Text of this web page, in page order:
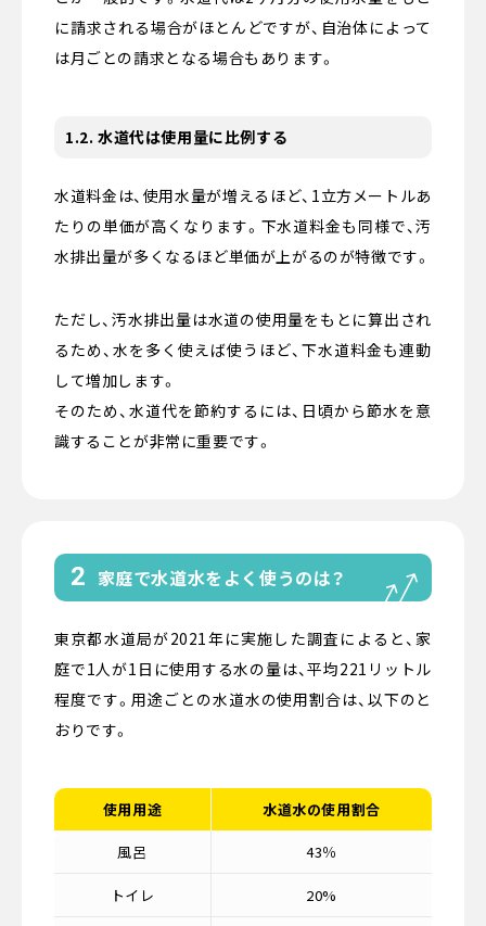
に請求される場合がほとんどですが、自治体によって
は月ごとの請求となる場合もあります。
1.2. 水道代は使用量に比例する
水道料金は、使用水量が増えるほど、1立方メートルあ
たりの単価が高くなります。下水道料金も同様で、汚
水排出量が多くなるほど単価が上がるのが特徴です。
ただし、汚水排出量は水道の使用量をもとに算出され
るため、水を多く使えば使うほど、下水道料金も連動
して増加します。
そのため、水道代を節約するには、日頃から節水を意
識することが非常に重要です。
2 家庭で水道水をよく使うのは？
東京都水道局が2021年に実施した調査によると、家
庭で1人が1日に使用する水の量は、平均221リットル
程度です。用途ごとの水道水の使用割合は、以下のと
おりです。
使用用途 水道水の使用割合
風呂 43％
トイレ 20%